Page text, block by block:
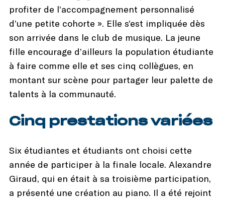
profiter de l’accompagnement personnalisé
d’une petite cohorte ». Elle s’est impliquée dès
son arrivée dans le club de musique. La jeune
fille encourage d’ailleurs la population étudiante
à faire comme elle et ses cinq collègues, en
montant sur scène pour partager leur palette de
talents à la communauté.
Cinq prestations variées
Six étudiantes et étudiants ont choisi cette
année de participer à la finale locale. Alexandre
Giraud, qui en était à sa troisième participation,
a présenté une création au piano. Il a été rejoint